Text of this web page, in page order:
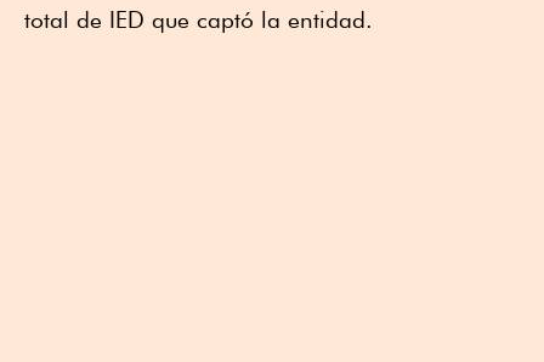
total de IED que captó la entidad.